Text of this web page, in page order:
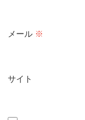
メール ※
サイト